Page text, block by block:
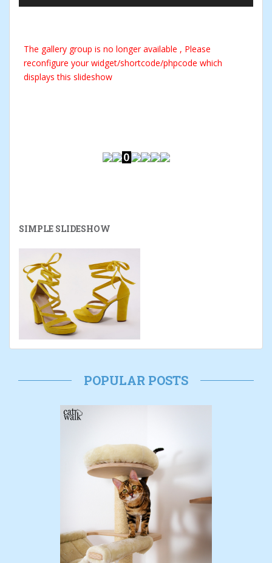
The gallery group is no longer available , Please
reconfigure your widget/shortcode/phpcode which
displays this slideshow
SIMPLE SLIDESHOW
POPULAR POSTS